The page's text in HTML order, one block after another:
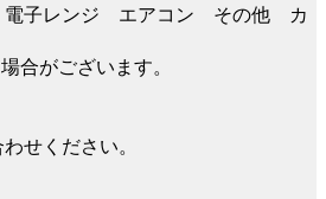
子レンジ エアコン その他 カ
合がございます。
せください。